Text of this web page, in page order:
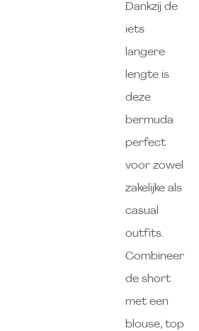
Dankzij de
iets
langere
lengte is
deze
bermuda
perfect
voor zowel
zakelijke als
casual
outfits.
Combineer
de short
met een
blouse, top